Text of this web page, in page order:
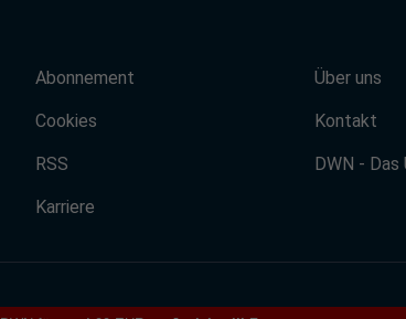
Abonnement
Cookies
RSS
Karriere
Über uns
Kontakt
DWN - Das